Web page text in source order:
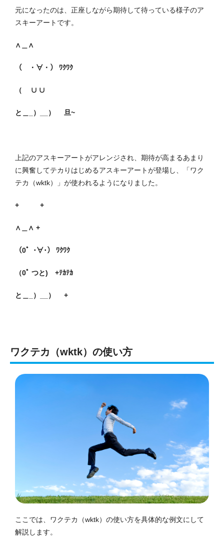
元になったのは、正座しながら期待して待っている様子のア
スキーアートです。
∧＿∧
（ ・∀・） ﾜｸﾜｸ
（ ∪ ∪
と＿_）__） 旦~
上記のアスキーアートがアレンジされ、期待が高まるあまり
に興奮してテカりはじめるアスキーアートが登場し、「ワク
テカ（wktk）」が使われるようになりました。
+ +
∧＿∧ +
（0゜･∀･） ﾜｸﾜｸ
（0ﾟ つと) +ﾃｶﾃｶ
と＿_）__） +
ワクテカ（wktk）の使い方
ここでは、ワクテカ（wktk）の使い方を具体的な例文にして
解説します。